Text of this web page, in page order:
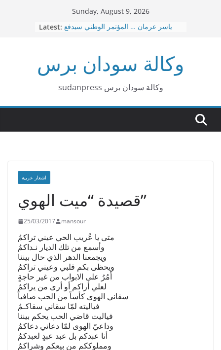
Sunday, August 9, 2026
Latest: ياسر عرمان … المؤتمر الوطني سيدفع
عاجل … نقل العاصمة الإدارية من
بورتسودان الي عطبرة
د. امين حسن عمر – الإسلاميون … لا توجد
صفقات
السوداني
وكالة سودان برس
sudanpress وكالة سودان برس
اشعار عربية
قصيدة “ميت الهوي”
25/03/2017 mansour
متى يا عُريب الحي عيني تراكمُ
وأسمع من تلك الديار نـداكمُ
ويجمعنا الدهر الذي حال بيننا
ويحظى بكم قلبي وعيني تراكمُ
أمُرُ على الابواب من غير حاجةٍ
لعلي أراكم أو أرى من يراكمُ
سقاني الهوى كأساً من الحب صافياً
فياليته لمّا سقاني سقاكـمُ
فياليت قاضي الحب يحكم بيننا
وداعيّ الهوى لمّا دعاني دعاكمُ
أنا عبدكم بل عبد عبدٍ لعبدكمُ
ومملوككم من بيعكم وشراكمُ